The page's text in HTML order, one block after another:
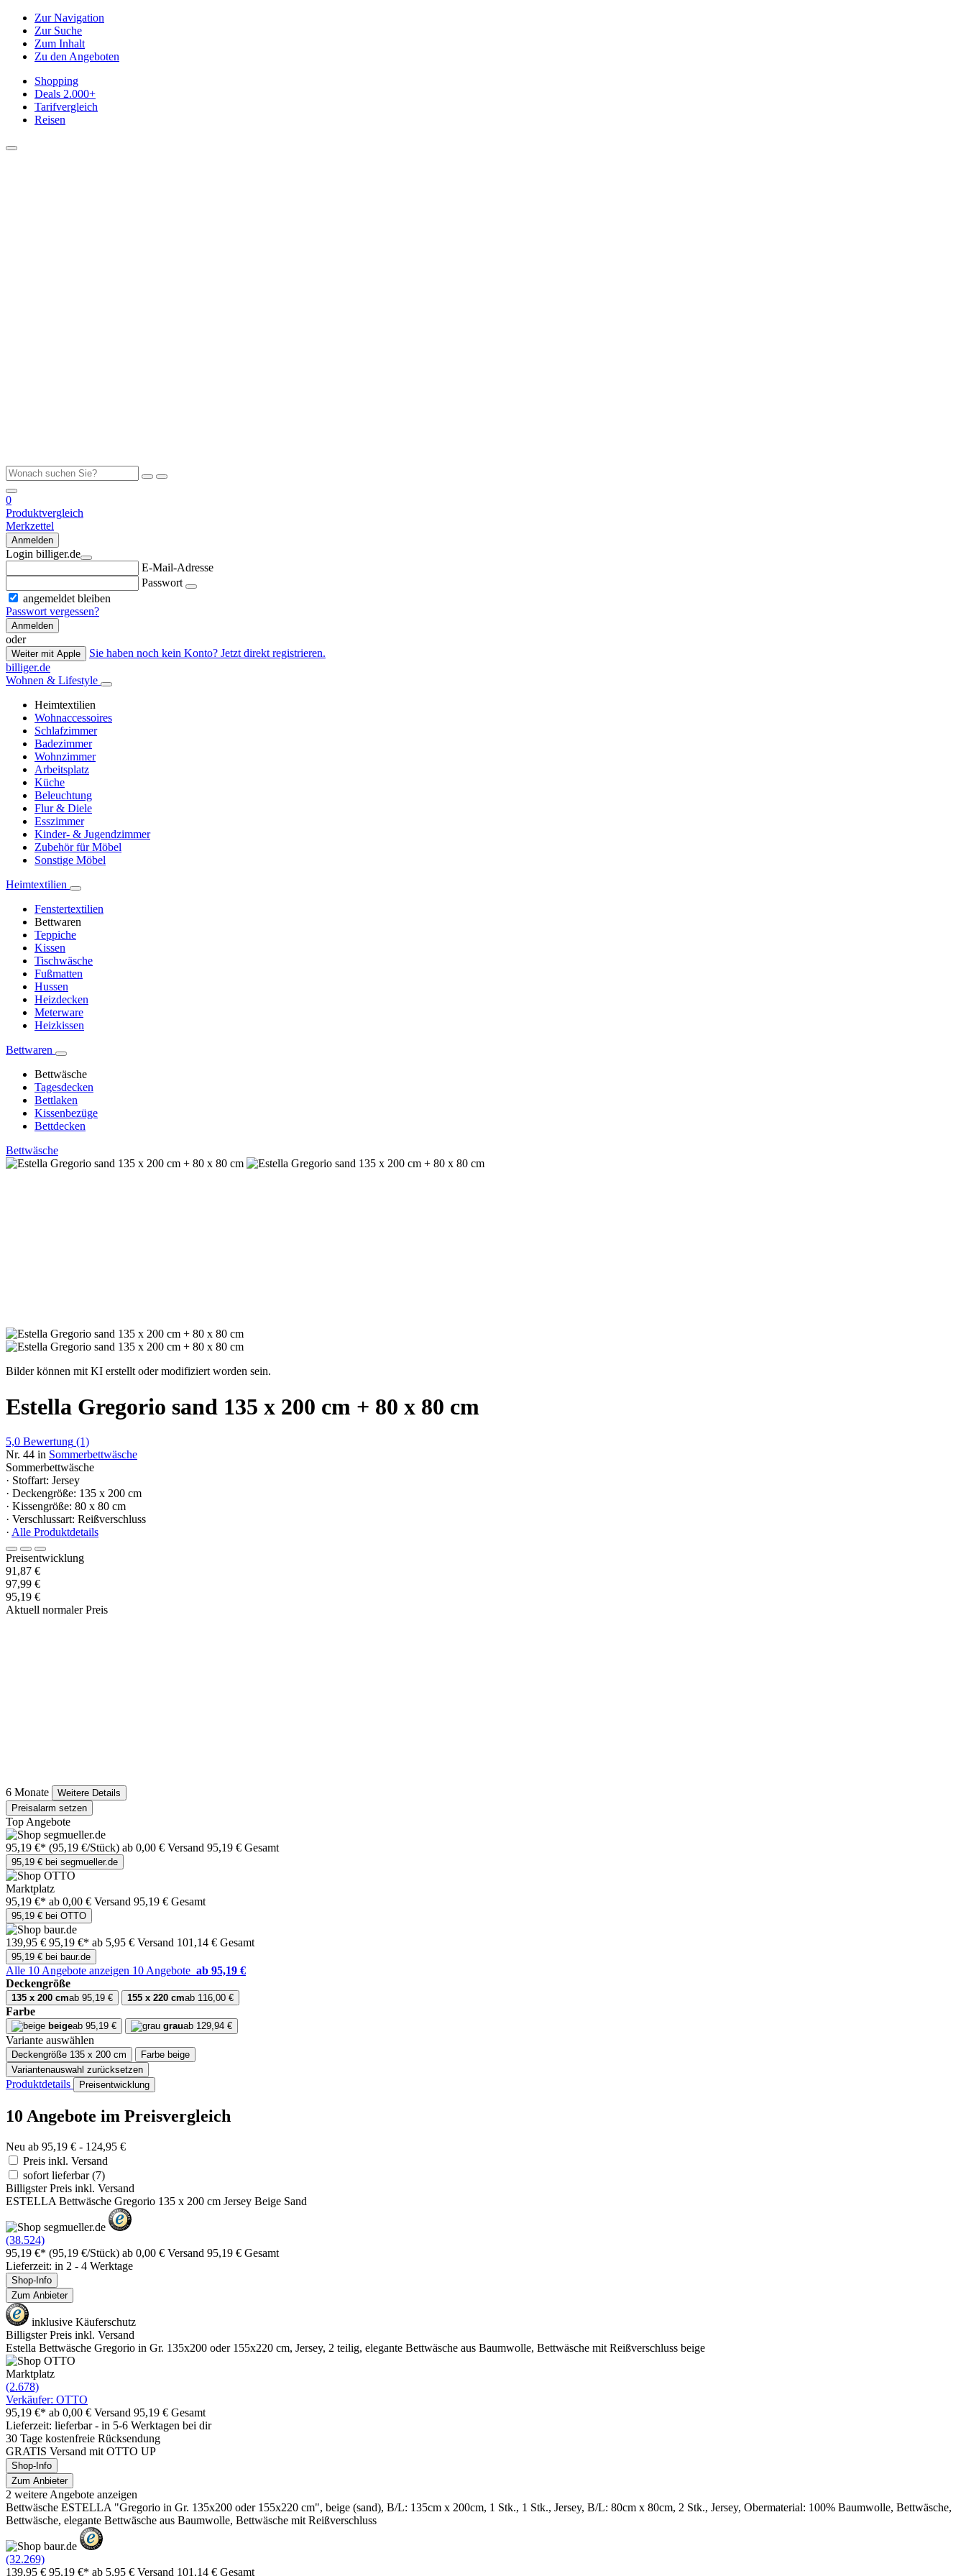
Zur Navigation
Zur Suche
Zum Inhalt
Zu den Angeboten
Shopping
Deals 2.000+
Tarifvergleich
Reisen
0
Produktvergleich
Merkzettel
Anmelden
Login billiger.de
E-Mail-Adresse
Passwort
angemeldet bleiben
Passwort vergessen?
Anmelden
oder
Weiter mit Apple
Sie haben noch kein Konto? Jetzt direkt registrieren.
billiger.de
Wohnen & Lifestyle
Heimtextilien
Wohnaccessoires
Schlafzimmer
Badezimmer
Wohnzimmer
Arbeitsplatz
Küche
Beleuchtung
Flur & Diele
Esszimmer
Kinder- & Jugendzimmer
Zubehör für Möbel
Sonstige Möbel
Heimtextilien
Fenstertextilien
Bettwaren
Teppiche
Kissen
Tischwäsche
Fußmatten
Hussen
Heizdecken
Meterware
Heizkissen
Bettwaren
Bettwäsche
Tagesdecken
Bettlaken
Kissenbezüge
Bettdecken
Bettwäsche
Bilder können mit KI erstellt oder modifiziert worden sein.
Estella Gregorio sand 135 x 200 cm + 80 x 80 cm
5,0 Bewertung (1)
Nr. 44 in Sommerbettwäsche
Sommerbettwäsche
· Stoffart: Jersey
· Deckengröße: 135 x 200 cm
· Kissengröße: 80 x 80 cm
· Verschlussart: Reißverschluss
· Alle Produktdetails
Preisentwicklung
91,87 €
97,99 €
95,19 €
Aktuell normaler Preis
6 Monate
Weitere Details
Preisalarm setzen
Top Angebote
95,19 €* (95,19 €/Stück) ab 0,00 € Versand 95,19 € Gesamt
95,19 € bei segmueller.de
Marktplatz
95,19 €* ab 0,00 € Versand 95,19 € Gesamt
95,19 € bei OTTO
139,95 € 95,19 €* ab 5,95 € Versand 101,14 € Gesamt
95,19 € bei baur.de
Alle 10 Angebote anzeigen 10 Angebote ab 95,19 €
Deckengröße
135 x 200 cmab 95,19 € 155 x 220 cmab 116,00 €
Farbe
beigeab 95,19 € grauab 129,94 €
Variante auswählen
Deckengröße 135 x 200 cm Farbe beige
Variantenauswahl zurücksetzen
Produktdetails Preisentwicklung
10 Angebote im Preisvergleich
Neu ab 95,19 € - 124,95 €
Preis inkl. Versand
sofort lieferbar(7)
Billigster Preis inkl. Versand
ESTELLA Bettwäsche Gregorio 135 x 200 cm Jersey Beige Sand
(38.524)
95,19 €* (95,19 €/Stück) ab 0,00 € Versand 95,19 € Gesamt
Lieferzeit: in 2 - 4 Werktage
Shop-Info
Zum Anbieter
inklusive Käuferschutz
Billigster Preis inkl. Versand
Estella Bettwäsche Gregorio in Gr. 135x200 oder 155x220 cm, Jersey, 2 teilig, elegante Bettwäsche aus Baumwolle, Bettwäsche mit Reißverschluss beige
Marktplatz
(2.678)
Verkäufer: OTTO
95,19 €* ab 0,00 € Versand 95,19 € Gesamt
Lieferzeit: lieferbar - in 5-6 Werktagen bei dir
30 Tage kostenfreie Rücksendung
GRATIS Versand mit OTTO UP
Shop-Info
Zum Anbieter
2 weitere Angebote anzeigen
Bettwäsche ESTELLA "Gregorio in Gr. 135x200 oder 155x220 cm", beige (sand), B/L: 135cm x 200cm, 1 Stk., 1 Stk., Jersey, B/L: 80cm x 80cm, 2 Stk., Jersey, Obermaterial: 100% Baumwolle, Bettwäsche,
Bettwäsche, elegante Bettwäsche aus Baumwolle, Bettwäsche mit Reißverschluss
(32.269)
139,95 € 95,19 €* ab 5,95 € Versand 101,14 € Gesamt